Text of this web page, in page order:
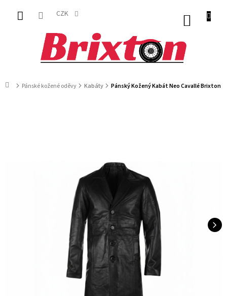
obsah
CZK
DomůPánské kožené oděvy Kabáty Pánský Kožený Kabát Neo Cavallé Brixton